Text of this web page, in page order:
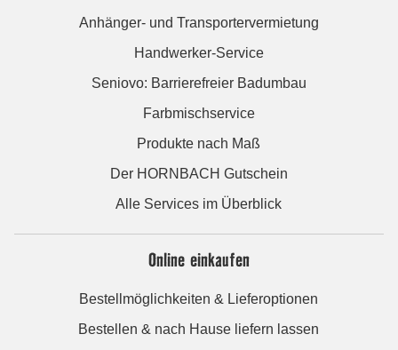
Anhänger- und Transportervermietung
Handwerker-Service
Seniovo: Barrierefreier Badumbau
Farbmischservice
Produkte nach Maß
Der HORNBACH Gutschein
Alle Services im Überblick
Online einkaufen
Bestellmöglichkeiten & Lieferoptionen
Bestellen & nach Hause liefern lassen